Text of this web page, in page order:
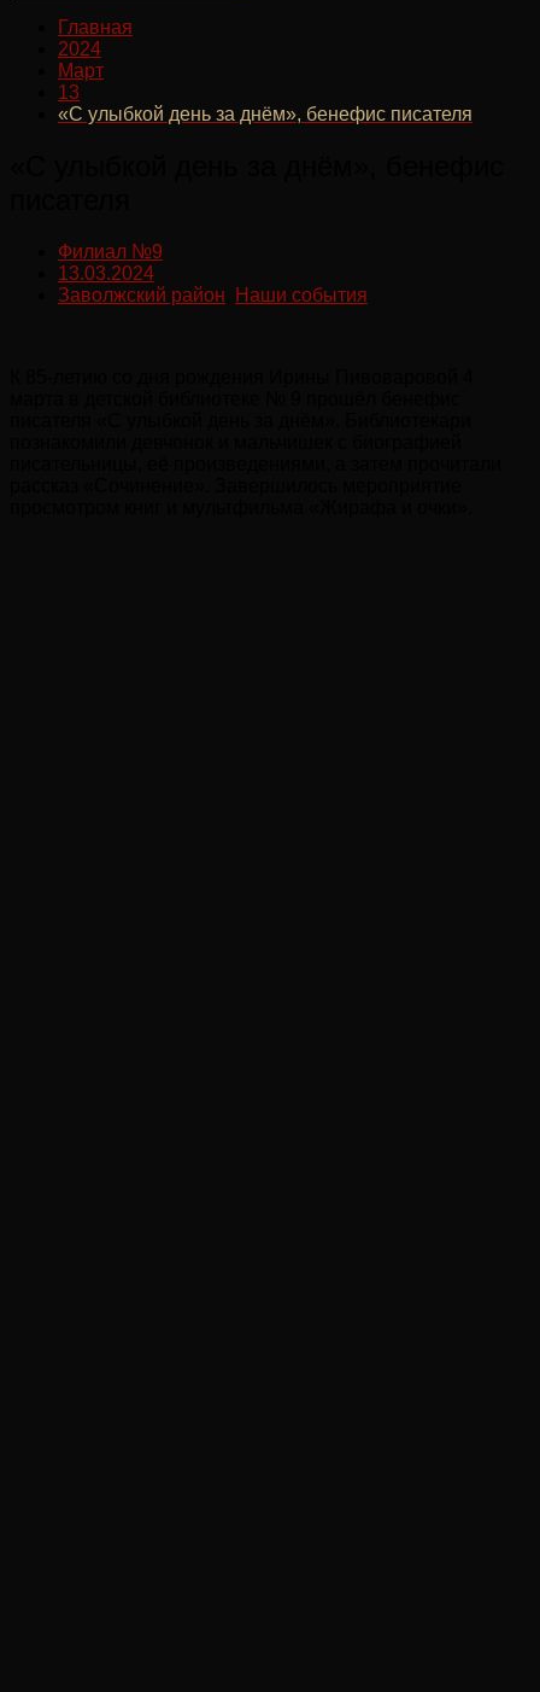
Главная
2024
Март
13
«С улыбкой день за днём», бенефис писателя
Филиал №9
13.03.2024
Заволжский район
Наши события